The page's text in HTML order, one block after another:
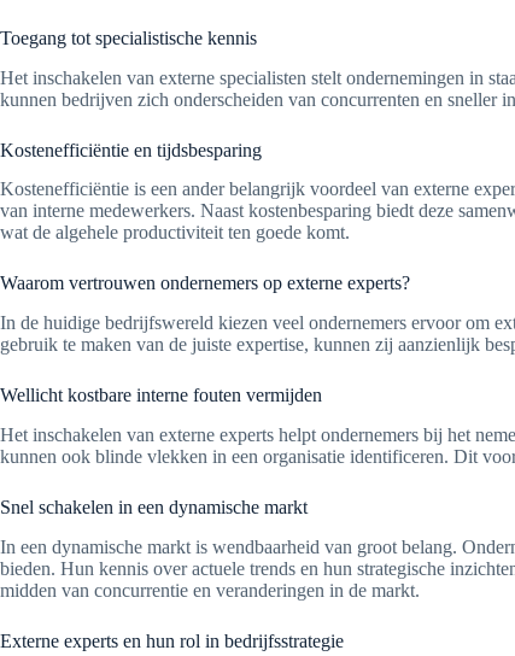
Toegang tot specialistische kennis
Het inschakelen van externe specialisten stelt ondernemingen in
kunnen bedrijven zich onderscheiden van concurrenten en sneller
Kostenefficiëntie en tijdsbesparing
Kostenefficiëntie is een ander belangrijk voordeel van externe
van interne medewerkers. Naast kostenbesparing biedt deze
wat de algehele productiviteit ten goede komt.
Waarom vertrouwen ondernemers op externe experts?
In de huidige bedrijfswereld kiezen veel ondernemers ervoor om
gebruik te maken van de juiste expertise, kunnen zij aanzienlijk
Wellicht kostbare interne fouten vermijden
Het inschakelen van externe experts helpt ondernemers bij het
kunnen ook blinde vlekken in een organisatie identificeren. Dit
Snel schakelen in een dynamische markt
In een dynamische markt is wendbaarheid van groot belang.
bieden. Hun kennis over actuele trends en hun strategische
midden van concurrentie en veranderingen in de markt.
Externe experts en hun rol in bedrijfsstrategie